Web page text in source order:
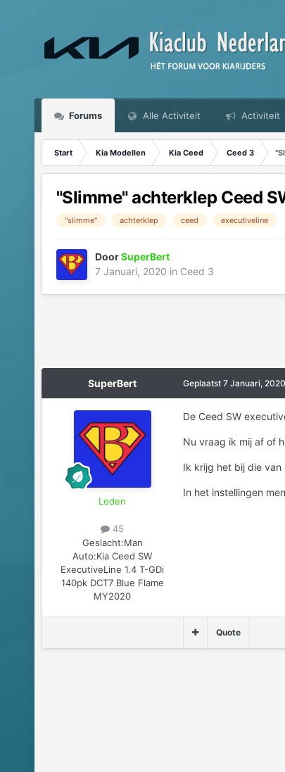
Forums Alle Activiteit Activiteit
Start Kia Modellen Kia Ceed Ceed 3
"Slimme" achterklep Ceed
"slimme" achterklep ceed executiveline
DoorSuperBert
7 Januari, 2020 in Ceed 3
SuperBert
Leden
45
Geslacht:Man
Auto:Kia Ceed SW
ExecutiveLine 1.4 T-GDi
140pk DCT7 Blue Flame
MY2020
Geplaatst 7 Januari, 2020
De Ceed SW
Nu vraag ik mij af of
Ik krijg het bij die van
In het instellingen
Quote